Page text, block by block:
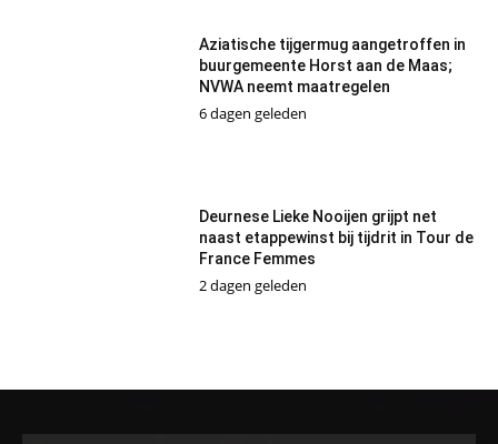
Aziatische tijgermug aangetroffen in
buurgemeente Horst aan de Maas;
NVWA neemt maatregelen
6 dagen geleden
Deurnese Lieke Nooijen grijpt net
naast etappewinst bij tijdrit in Tour de
France Femmes
2 dagen geleden